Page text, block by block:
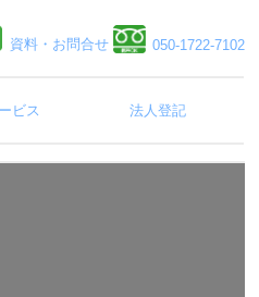
資料・お問合せ 050-1722-7102
ビス 法人登記